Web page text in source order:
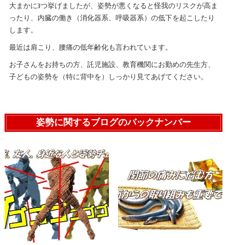
大まかに3つ挙げましたが、姿勢が悪くなると怪我のリスクが高ま
ったり、内臓の働き（消化器系、呼吸器系）の低下を起こしたり
します。
最近は肩こり、腰痛の低年齢化も言われています。
お子さんをお持ちの方、託児施設、教育機関にお勤めの先生方、
子どもの姿勢を（特に背中を）しっかり見てあげてください。
姿勢に関するブログのバックナンバー